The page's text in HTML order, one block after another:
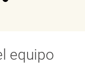
equipo